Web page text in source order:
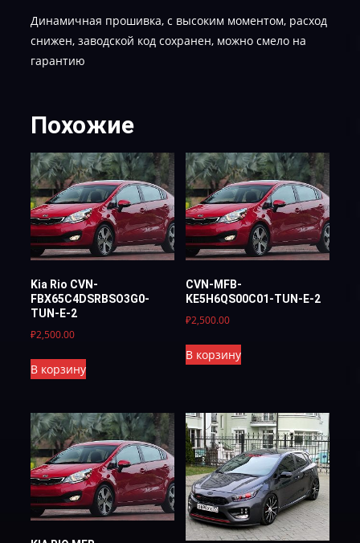
Динамичная прошивка, с высоким моментом, расход
снижен, заводской код сохранен, можно смело на
гарантию
Похожие
Kia Rio CVN-
FBX65C4DSRBSO3G0-
TUN-E-2
₽2,500.00
В корзину
CVN-MFB-
KE5H6QS00C01-TUN-E-2
₽2,500.00
В корзину